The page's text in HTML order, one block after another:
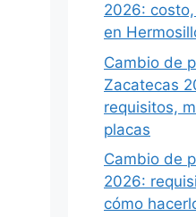
2026:
en
Cambio de
Zacatecas
requisitos,
placas
Cambio de
2026:
cómo